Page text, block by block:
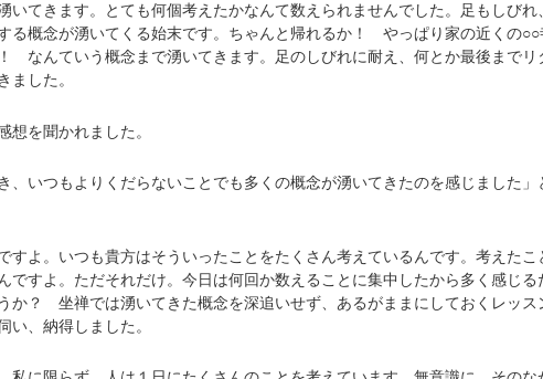
いてきます。とても何個考えたかなんて数えられませんでした。足もしびれ
る概念が湧いてくる始末です。ちゃんと帰れるか！ やっぱり家の近くの○○
なんていう概念まで湧いてきます。足のしびれに耐え、何とか最後までリ
ました。
を聞かれました。
、いつもよりくだらないことでも多くの概念が湧いてきたのを感じました」
すよ。いつも貴方はそういったことをたくさん考えているんです。考えたこ
ですよ。ただそれだけ。今日は何回か数えることに集中したから多く感じる
か？ 坐禅では湧いてきた概念を深追いせず、あるがままにしておくレッス
い、納得しました。